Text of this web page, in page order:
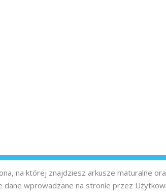
na której znajdziesz arkusze maturalne
dane wprowadzane na stronie przez